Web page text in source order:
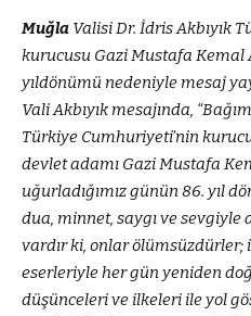
Muğla Valisi Dr. İdris Akbıyık
kurucusu Gazi Mustafa Kemal
yıldönümü nedeniyle mesaj
Vali Akbıyık mesajında,
Türkiye Cumhuriyeti’nin
devlet adamı Gazi Mustafa
uğurladığımız günün 86. yıl
dua, minnet, saygı ve sevgiyle
vardır ki, onlar ölümsüzdürler;
eserleriyle her gün yeniden
düşünceleri ve ilkeleri ile yol